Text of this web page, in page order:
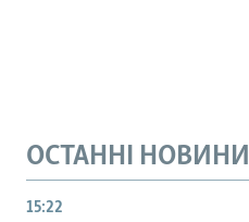
ОСТАННІ НОВИНИ
15:22